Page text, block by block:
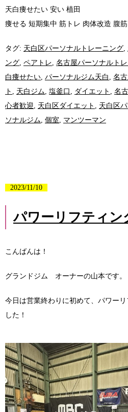
天白痩せたい 安い 植田
痩せる 短期集中 筋トレ 肉体改造 腹
タグ: 天白区パーソナルトレーニング,
ング, ペアトレ, 名古屋パーソナルト
白痩せたい, パーソナルジム天白 , 名
ト , 天白ジム, 塩釜口 , ダイエット , 名
心者歓迎, 天白区ダイエット , 天白区
ソナルジム, 個室, マンツーマン
2023/11/10
パワーリフティン
こんばんは！
グランドジム オーナーの山本です。
今日は営業終わりに初めて、パワー
した！